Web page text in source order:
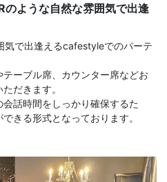
ような自然な雰囲気で出逢
気で出逢えるcafestyleでのパーテ
ーブル席、カウンター席などお
だきます。
話時間をしっかり確保するた
きる形式となっております。